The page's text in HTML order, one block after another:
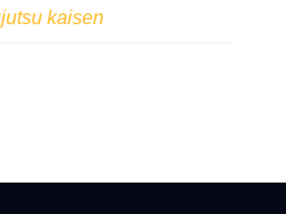
kaisen